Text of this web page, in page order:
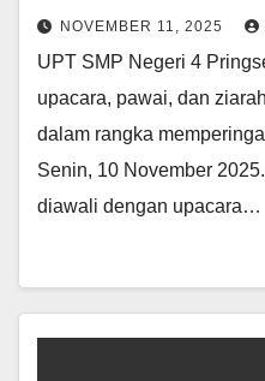
NOVEMBER 11, 2025
UPT SMP Negeri 4
upacara, pawai, dan
dalam rangka
Senin, 10 November
diawali dengan upacara…